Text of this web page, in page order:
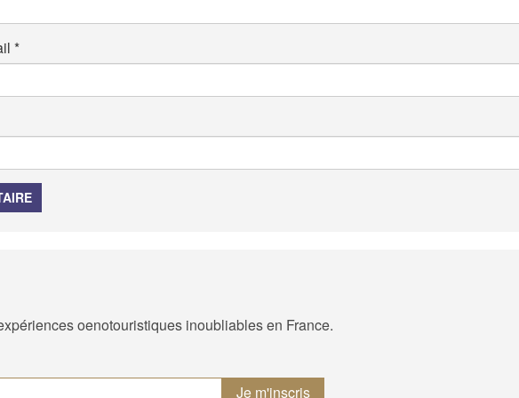
*
oenotouristiques inoubliables en France.